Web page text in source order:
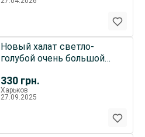
330 грн.
Новый халат светло-
голубой очень большой
Харьков
27.09.2025